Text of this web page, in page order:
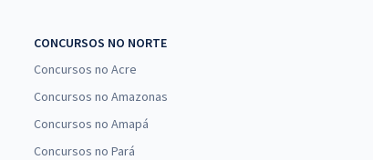
CONCURSOS NO NORTE
Concursos no Acre
Concursos no Amazonas
Concursos no Amapá
Concursos no Pará